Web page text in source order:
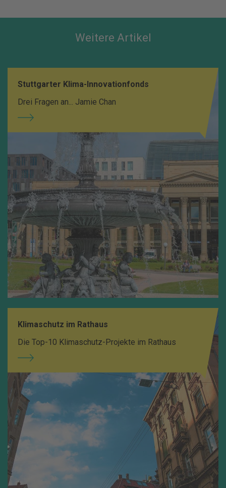
Weitere Artikel
Stuttgarter Klima-Innovationfonds
Drei Fragen an... Jamie Chan
Klimaschutz im Rathaus
Die Top-10 Klimaschutz-Projekte im Rathaus